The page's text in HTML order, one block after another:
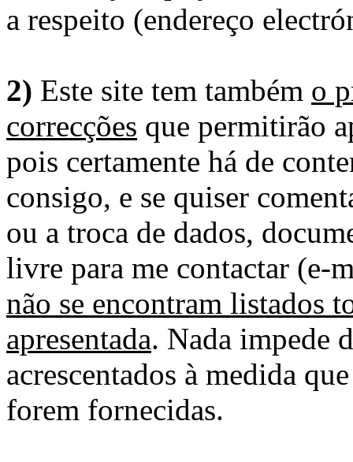
a respeito (endereço
2) Este site tem também o
correcções que permitirão
pois certamente há de
consigo, e se quiser
ou a troca de dados,
livre para me contactar (e-
não se encontram listados
apresentada. Nada impede
acrescentados à medida
forem fornecidas.